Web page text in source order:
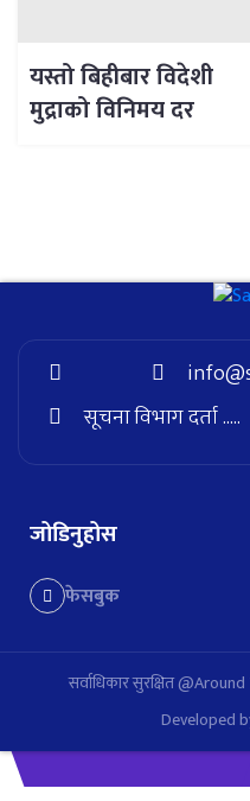
यस्तो बिहीबार विदेशी
मुद्राको विनिमय दर
सूचना विभाग दर्ता .....
जोडिनुहोस
फेसबुक
सर्वाधिकार सुरक्षित
Developed